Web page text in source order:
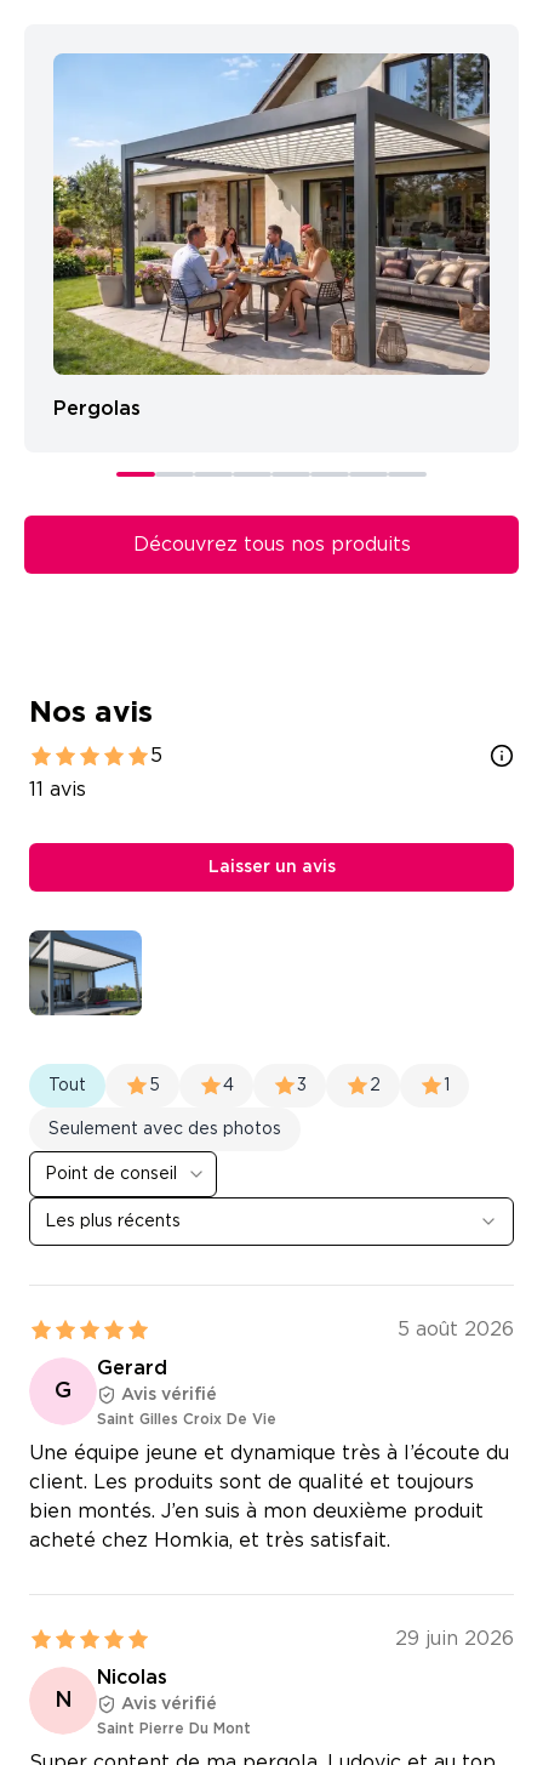
Pergolas
Découvrez tous nos produits
Nos avis
Tout 5 4 3 2
Seulement avec des photos
Point de conseil
Les plus récents
5 août 2026
G
Gerard
Avis vérifié
Saint Gilles Croix De Vie
Une équipe jeune et dynamique très à l’écoute du
client. Les produits sont de qualité et toujours
bien montés. J’en suis à mon deuxième produit
acheté chez Homkia, et très satisfait.
29 juin 2026
N
Nicolas
Avis vérifié
Saint Pierre Du Mont
5
11 avis
Laisser un avis